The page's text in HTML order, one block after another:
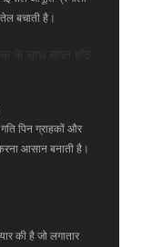
बचाती है।
पिन ग्राहकों और
आसान बनाती है।
की है जो लगातार